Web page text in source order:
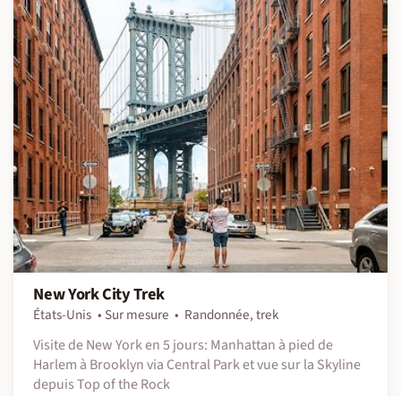
New York City Trek
États-Unis Sur mesure
Randonnée, trek
Visite de New York en 5 jours: Manhattan à pied de
Harlem à Brooklyn via Central Park et vue sur la Skyline
depuis Top of the Rock